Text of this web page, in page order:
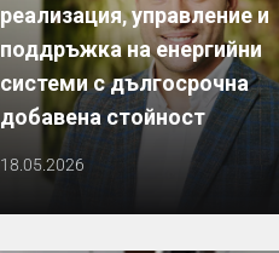
реализация, управление и
поддръжка на енергийни
системи с дългосрочна
добавена стойност
18.05.2026